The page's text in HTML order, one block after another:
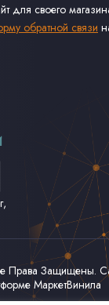
для своего
обратной связи
Права Защищены.
МаркетВинила